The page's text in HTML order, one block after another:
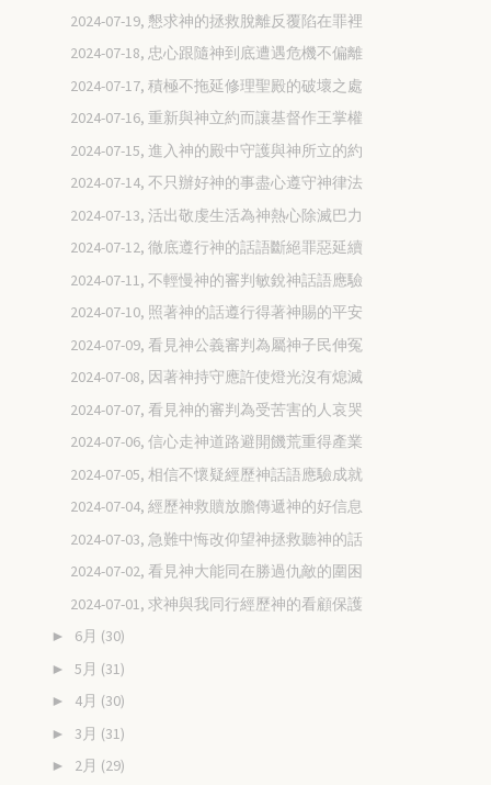
2024-07-19, 懇求神的拯救脫離反覆陷在罪裡
2024-07-18, 忠心跟隨神到底遭遇危機不偏離
2024-07-17, 積極不拖延修理聖殿的破壞之處
2024-07-16, 重新與神立約而讓基督作王掌權
2024-07-15, 進入神的殿中守護與神所立的約
2024-07-14, 不只辦好神的事盡心遵守神律法
2024-07-13, 活出敬虔生活為神熱心除滅巴力
2024-07-12, 徹底遵行神的話語斷絕罪惡延續
2024-07-11, 不輕慢神的審判敏銳神話語應驗
2024-07-10, 照著神的話遵行得著神賜的平安
2024-07-09, 看見神公義審判為屬神子民伸冤
2024-07-08, 因著神持守應許使燈光沒有熄滅
2024-07-07, 看見神的審判為受苦害的人哀哭
2024-07-06, 信心走神道路避開饑荒重得產業
2024-07-05, 相信不懷疑經歷神話語應驗成就
2024-07-04, 經歷神救贖放膽傳遞神的好信息
2024-07-03, 急難中悔改仰望神拯救聽神的話
2024-07-02, 看見神大能同在勝過仇敵的圍困
2024-07-01, 求神與我同行經歷神的看顧保護
► 6月 (30)
► 5月 (31)
► 4月 (30)
► 3月 (31)
► 2月 (29)